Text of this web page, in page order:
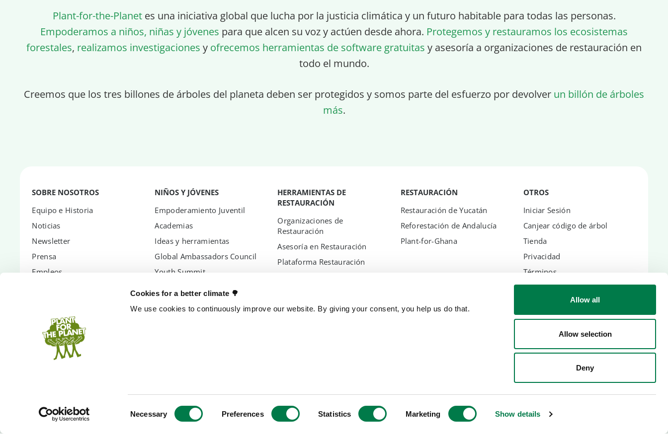
Cookies for a better climate 🌳
We use cookies to continuously improve our website. By giving your consent, you help us do that.
Selection
Necessary Preferences Statistics Marketing Show details
Allow all
Allow selection
Deny
Plant-for-the-Planetes una iniciativa global que lucha por la justicia climática y un futuro habitable para todas las personas.
Empoderamos a niños, niñas y jóvenes para que alcen su voz y actúen desde ahora. Protegemos y restauramos los ecosistemas
forestales, realizamos investigaciones y ofrecemos herramientas de software gratuitas y asesoría a organizaciones de restauración en
todo el mundo.
Creemos que los tres billones de árboles del planeta deben ser protegidos y somos parte del esfuerzo por devolver un billón de árboles
más.
SOBRE NOSOTROS
Equipo e Historia
Noticias
Newsletter
Prensa
Empleos
NIÑOS Y JÓVENES
Empoderamiento Juventil
Academias
Ideas y herramientas
Global Ambassadors Council
Youth Summit
HERRAMIENTAS DE
RESTAURACIÓN
Organizaciones de
Restauración
Asesoría en Restauración
Plataforma Restauración
Estándares
RESTAURACIÓN
Restauración de Yucatán
Reforestación de Andalucía
Plant-for-Ghana
OTROS
Iniciar Sesión
Canjear código de árbol
Tienda
Privacidad
Términos
Aviso legal
ASÓSIATE CON NOSOTROS
Formas de colaborar
Eventos Sostenibles
Cuentas bancarias
Parque de Iínvestigación